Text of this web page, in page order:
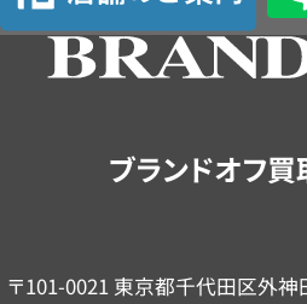
の
ブランドオフ
〒101-0021 東京都千代田区外